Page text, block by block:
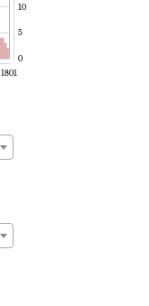
1801
0
5
10